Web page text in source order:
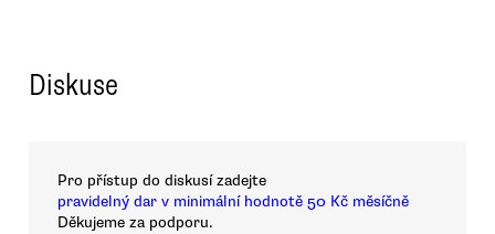
Diskuse
Pro přístup do diskusí zadejte
pravidelný dar v minimální hodnotě 50 Kč měsíčně
Děkujeme za podporu.